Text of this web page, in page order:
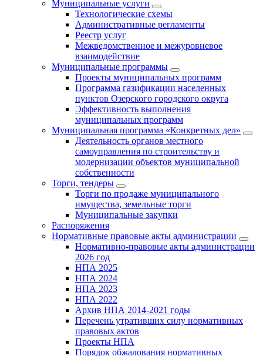
Муниципальные услуги
Технологические схемы
Административные регламенты
Реестр услуг
Межведомственное и межуровневое
взаимодействие
Муниципальные программы
Проекты муниципальных программ
Программа газификации населенных
пунктов Озерского городского округа
Эффективность выполнения
муниципальных программ
Муниципальная программа «Конкретных дел»
Деятельность органов местного
самоуправления по строительству и
модернизации объектов муниципальной
собственности
Торги, тендеры
Торги по продаже муниципального
имущества, земельные торги
Муниципальные закупки
Распоряжения
Нормативные правовые акты администрации
Нормативно-правовые акты администрации
2026 год
НПА 2025
НПА 2024
НПА 2023
НПА 2022
Архив НПА 2014-2021 годы
Перечень утративших силу нормативных
правовых актов
Проекты НПА
Порядок обжалования нормативных